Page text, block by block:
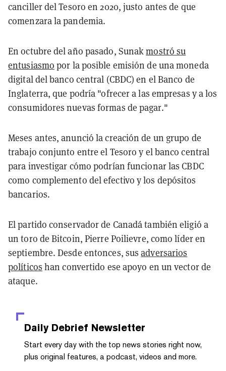
canciller del Tesoro en 2020, justo antes de que
comenzara la pandemia.
En octubre del año pasado, Sunakmostró su
entusiasmo por la posible emisión de una moneda
digital del banco central (CBDC) en el Banco de
Inglaterra, que podría "ofrecer a las empresas y a los
consumidores nuevas formas de pagar."
Meses antes, anunció la creación de un grupo de
trabajo conjunto entre el Tesoro y el banco central
para investigar cómo podrían funcionar las CBDC
como complemento del efectivo y los depósitos
bancarios.
El partido conservador de Canadá también eligió a
un toro de Bitcoin, Pierre Poilievre, como líder en
septiembre. Desde entonces, susadversarios
políticos han convertido ese apoyo en un vector de
ataque.
Daily Debrief Newsletter
Start every day with the top news stories right now,
plus original features, a podcast, videos and more.